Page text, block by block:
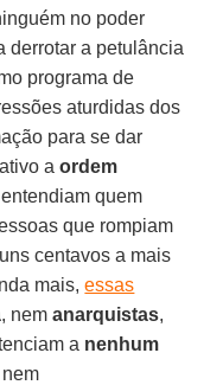
no poder
derrotar a petulância
programa de
aturdidas dos
para se dar
aordem
quem
que rompiam
centavos a mais
mais,essas
, nemanarquistas,
a nenhum
nem